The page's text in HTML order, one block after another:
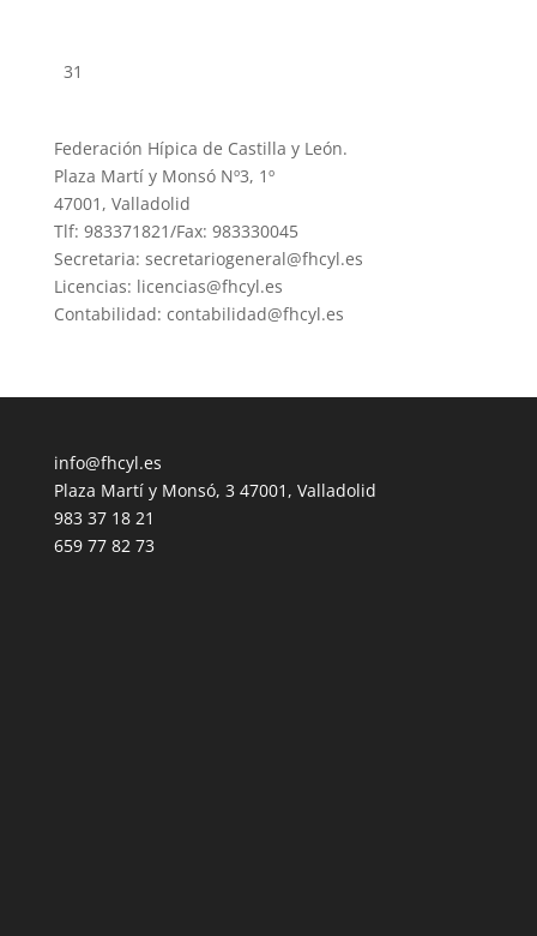
31
Federación Hípica de Castilla y León.
Plaza Martí y Monsó Nº3, 1º
47001, Valladolid
Tlf: 983371821/Fax: 983330045
Secretaria: secretariogeneral@fhcyl.es
Licencias: licencias@fhcyl.es
Contabilidad: contabilidad@fhcyl.es
info@fhcyl.es
Plaza Martí y Monsó, 3 47001, Valladolid
983 37 18 21
659 77 82 73